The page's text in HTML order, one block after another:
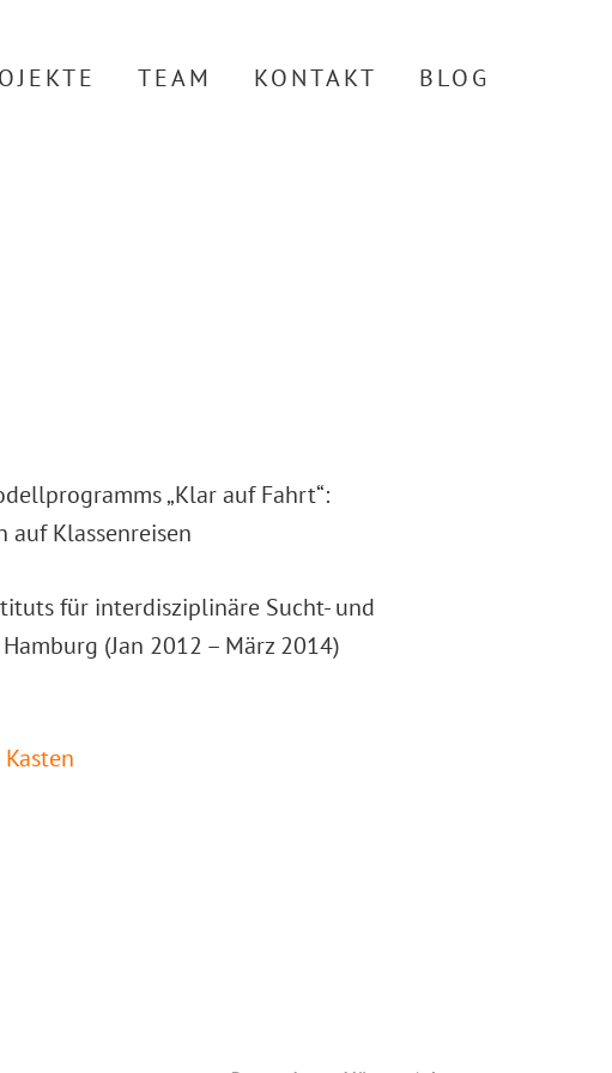
TEAM KONTAKT BLOG
„Klar auf Fahrt“:
Klassenreisen
für interdisziplinäre Sucht- und
(Jan 2012 – März 2014)
Kasten